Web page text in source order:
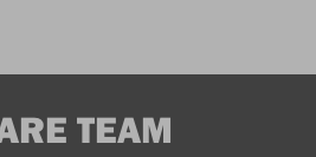
TEAM